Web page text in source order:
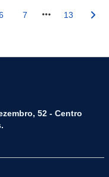
7 13
52 - Centro